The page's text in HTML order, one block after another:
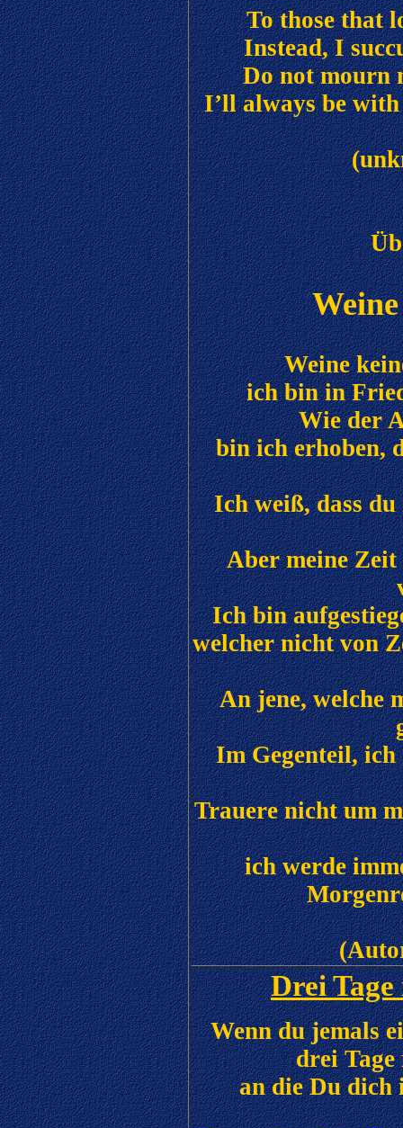
To those that
Instead, I
Do not mourn
I’ll always be
Weine
ich bin in
Wie der
bin ich erhoben,
Ich weiß, dass
Aber meine
Ich bin
welcher nicht von
An jene, welche
Im Gegenteil, ich
Trauere nicht um
ich werde
Drei
Wenn du jemals
drei Tage
an die Du